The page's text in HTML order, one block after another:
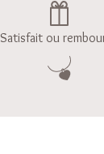
Satisfait ou